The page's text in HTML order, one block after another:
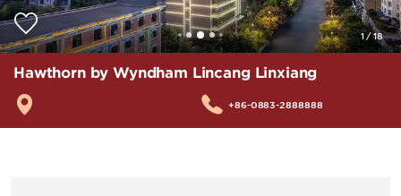
1/18
Hawthorn by Wyndham Lincang Linxiang
+86-0883-2888888